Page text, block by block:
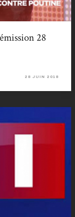
28
28 JUIN 2018